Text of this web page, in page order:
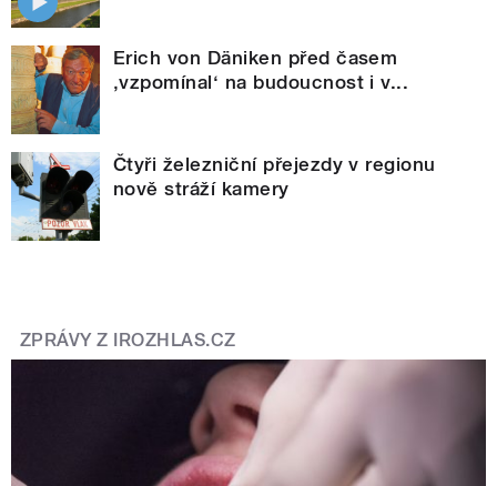
Erich von Däniken před časem
‚vzpomínal‘ na budoucnost i v...
Čtyři železniční přejezdy v regionu
nově stráží kamery
ZPRÁVY Z IROZHLAS.CZ